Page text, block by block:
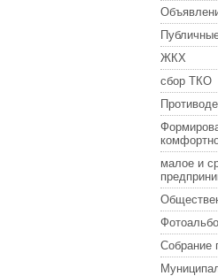
ЖКХ
сбор ТКО
малое и
Собрание